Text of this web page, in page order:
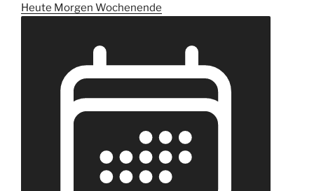
Heute Morgen Wochenende